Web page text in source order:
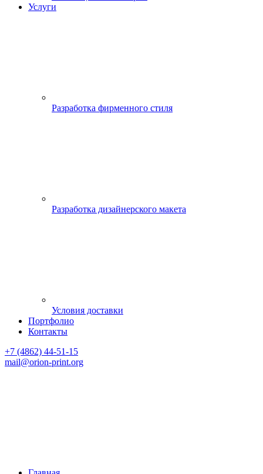
Услуги
Разработка фирменного стиля
Разработка дизайнерского макета
Условия доставки
Портфолио
Контакты
+7 (4862) 44-51-15
mail@orion-print.org